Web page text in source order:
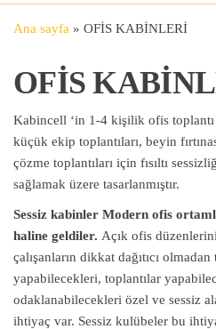
Ana sayfa » OFİS KABİNLERİ
OFİS
Kabincell ‘in 1-4 kişilik ofis
küçük ekip toplantıları, beyin
çözme toplantıları için fısıltı
sağlamak üzere tasarlanmıştır.
Sessiz kabinler Modern ofis
haline geldiler. Açık ofis
çalışanların dikkat dağıtıcı
yapabilecekleri, toplantılar
odaklanabilecekleri özel ve sessiz
ihtiyaç var. Sessiz kulübeler bu